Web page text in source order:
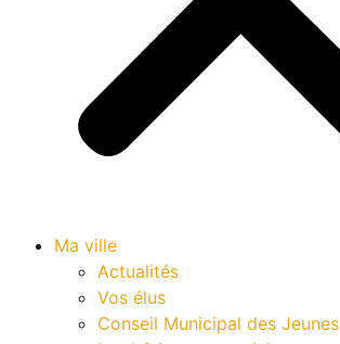
Ma ville
Actualités
Vos élus
Conseil Municipal des Jeunes